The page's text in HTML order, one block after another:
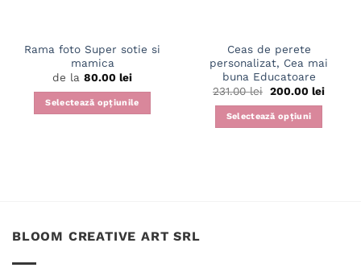
Rama foto Super sotie si
mamica
de la 80.00 lei
Selectează opțiunile
pot
Ceas de perete
personalizat, Cea mai
buna Educatoare
231.00lei Prețul
a
fost:
231.00 lei.
200.00leiPrețul
Selectează opțiuni
BLOOM CREATIVE ART SRL